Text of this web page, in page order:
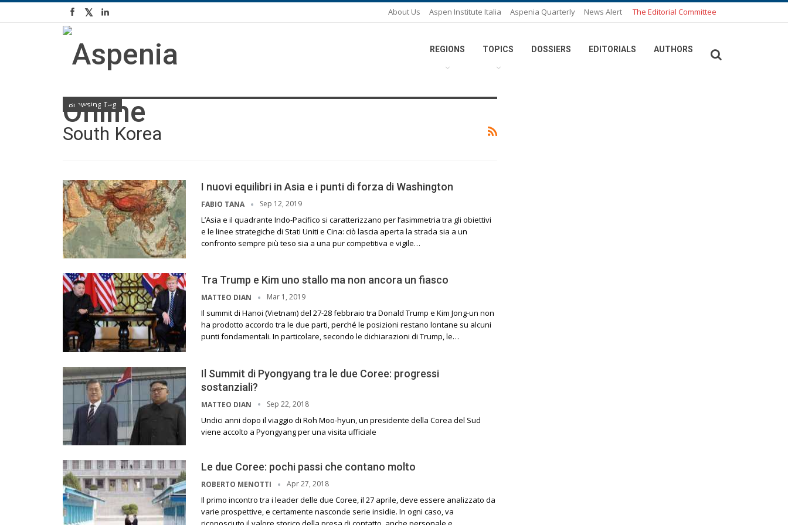
About Us Aspen Institute Italia Aspenia Quarterly News Alert The Editorial Committee
REGIONS TOPICS DOSSIERS EDITORIALS AUTHORS
Browsing Tag
South Korea
I nuovi equilibri in Asia e i punti di forza di Washington
FABIO TANA Sep 12, 2019
L’Asia e il quadrante Indo-Pacifico si caratterizzano per l’asimmetria tra gli obiettivi
e le linee strategiche di Stati Uniti e Cina: ciò lascia aperta la strada sia a un
confronto sempre più teso sia a una pur competitiva e vigile…
Tra Trump e Kim uno stallo ma non ancora un fiasco
MATTEO DIAN Mar 1, 2019
Il summit di Hanoi (Vietnam) del 27-28 febbraio tra Donald Trump e Kim Jong-un non
ha prodotto accordo tra le due parti, perché le posizioni restano lontane su alcuni
punti fondamentali. In particolare, secondo le dichiarazioni di Trump, le…
Il Summit di Pyongyang tra le due Coree: progressi
sostanziali?
MATTEO DIAN Sep 22, 2018
Undici anni dopo il viaggio di Roh Moo-hyun, un presidente della Corea del Sud
viene accolto a Pyongyang per una visita ufficiale
Le due Coree: pochi passi che contano molto
ROBERTO MENOTTI Apr 27, 2018
Il primo incontro tra i leader delle due Coree, il 27 aprile, deve essere analizzato da
varie prospettive, e certamente nasconde serie insidie. In ogni caso, va